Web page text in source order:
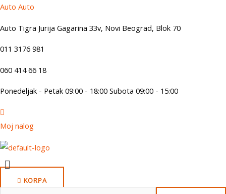
Skip
content
Auto Auto
Auto Tigra Jurija Gagarina 33v, Novi Beograd, Blok 70
011 3176 981
060 414 66 18
Ponedeljak - Petak 09:00 - 18:00 Subota 09:00 - 15:00
Moj nalog
Menu
KORPA